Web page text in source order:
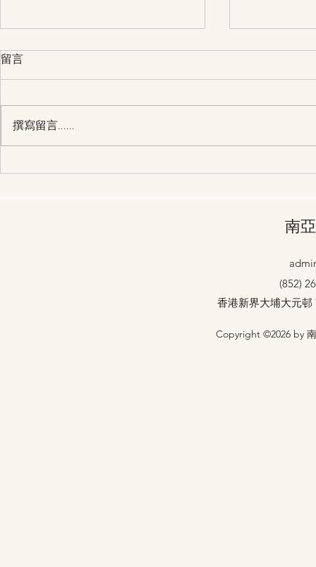
28/3 第30天 主，請幫助我過
27/3 第29天 主，請幫助
留言
撰寫留言......
南
(852)
香港新界大埔大元
Copyright ©2026 by